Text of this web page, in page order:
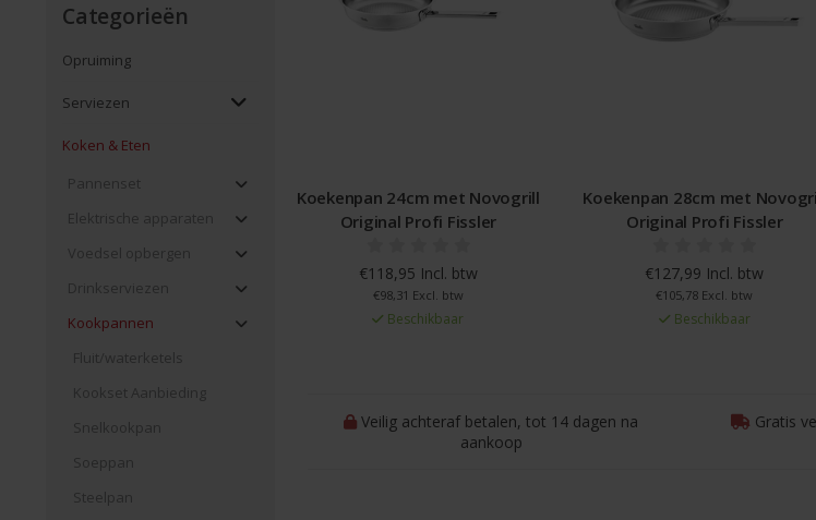
Categorieën
Opruiming
Serviezen
Koken & Eten
Pannenset
Elektrische apparaten
Voedsel opbergen
Drinkserviezen
Kookpannen
Fluit/waterketels
Kookset Aanbieding
Snelkookpan
Soeppan
Steelpan
Koekenpan 24cm met Novogrill
Original Profi Fissler
€118,95 Incl. btw
€98,31 Excl. btw
Beschikbaar
Koekenpan 28cm met
Original Profi Fissler
€127,99 Incl. btw
€105,78 Excl. btw
Beschikbaar
Veilig achteraf betalen, tot 14 dagen na
aankoop
Gratis